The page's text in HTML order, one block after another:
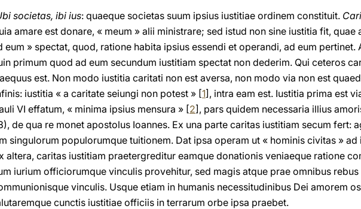
societas, ibi ius: quaeque societas suum ipsius iustitiae ordinem constituit.
amare est donare, « meum » alii ministrare; sed istud non sine iustitia fit, quae
» spectat, quod, ratione habita ipsius essendi et operandi, ad eum pertinet.
primum quod ad eum secundum iustitiam spectat non dederim. Qui ceteros
est. Non modo iustitia caritati non est aversa, non modo via non est
iustitia « a caritate seiungi non potest » [1], intra eam est. Iustitia prima est
VI effatum, « minima ipsius mensura » [2], pars quidem necessaria illius
de qua re monet apostolus Ioannes. Ex una parte caritas iustitiam secum fert:
singulorum populorumque tuitionem. Dat ipsa operam ut « hominis civitas » ad
altera, caritas iustitiam praetergreditur eamque donationis veniaeque ratione
iurium officiorumque vinculis provehitur, sed magis atque prae omnibus rebus
vinculis. Usque etiam in humanis necessitudinibus Dei amorem
cunctis iustitiae officiis in terrarum orbe ipsa praebet.